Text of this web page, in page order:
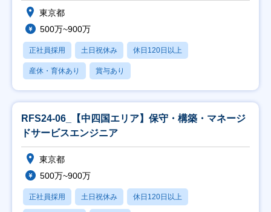
東京都
500万~900万
正社員採用 土日祝休み 休日120日以上
産休・育休あり 賞与あり
RFS24-06_【中四国エリア】保守・構築・マネージ
ドサービスエンジニア
東京都
500万~900万
正社員採用 土日祝休み 休日120日以上